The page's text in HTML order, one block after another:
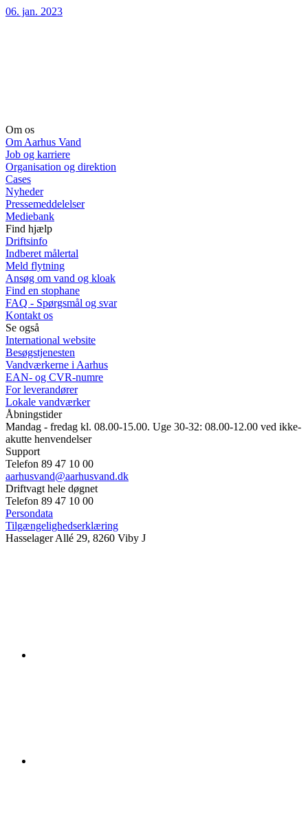
06. jan. 2023
Om os
Om Aarhus Vand
Job og karriere
Organisation og direktion
Cases
Nyheder
Pressemeddelelser
Mediebank
Find hjælp
Driftsinfo
Indberet målertal
Meld flytning
Ansøg om vand og kloak
Find en stophane
FAQ - Spørgsmål og svar
Kontakt os
Se også
International website
Besøgstjenesten
Vandværkerne i Aarhus
EAN- og CVR-numre
For leverandører
Lokale vandværker
Åbningstider
Mandag - fredag kl. 08.00-15.00. Uge 30-32: 08.00-12.00 ved ikke-
akutte henvendelser
Support
Telefon 89 47 10 00
aarhusvand@aarhusvand.dk
Driftvagt hele døgnet
Telefon 89 47 10 00
Persondata
Tilgængelighedserklæring
Hasselager Allé 29, 8260 Viby J